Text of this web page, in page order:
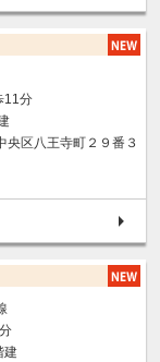
11分
央区八王寺町２９番３
建